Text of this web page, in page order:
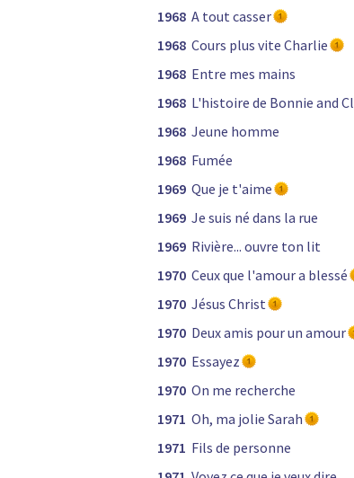
1968 A tout casser
1968 Cours plus vite Charlie
1968 Entre mes mains
1968 L'histoire de Bonnie and
1968 Jeune homme
1968 Fumée
1969 Que je t'aime
1969 Je suis né dans la rue
1969 Rivière... ouvre ton lit
1970 Ceux que l'amour a blessé
1970 Jésus Christ
1970 Deux amis pour un amour
1970 Essayez
1970 On me recherche
1971 Oh, ma jolie Sarah
1971 Fils de personne